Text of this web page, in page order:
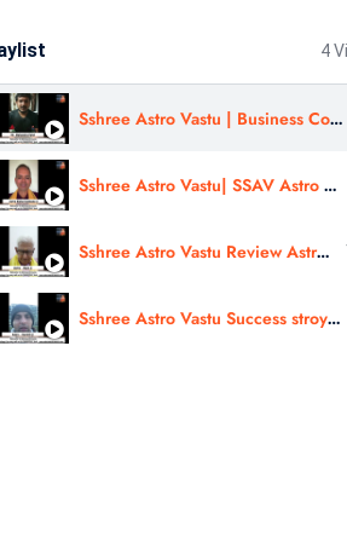
4
Sshree Astro Vastu | Business Consultation - Review | Mr Mahendra Patel | In Gujarati
Sshree Astro Vastu| SSAV Astro Workshop & Panchang Rahasyam Course Review | Astro- Kishor Konkane Ji
Sshree Astro Vastu Review Astro Bipin Ji Nakshatra Rahasyam In Hindi
Sshree Astro Vastu Success stroy review In Hindi - Astro Harshit Ji